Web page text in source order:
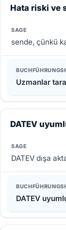
Hata riski ve
sende, çünkü
Uzmanlar
DATEV
DATEV dışa
DATEV